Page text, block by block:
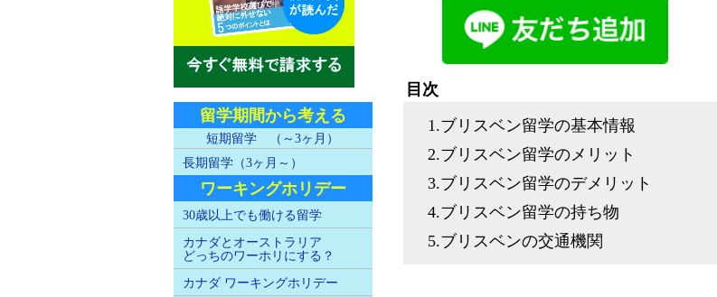
目次
1.ブリスベン留学の基本情報
2.ブリスベン留学のメリット
3.ブリスベン留学のデメリット
4.ブリスベン留学の持ち物
5.ブリスベンの交通機関
留学期間から考える
短期留学 （～3ヶ月）
長期留学（3ヶ月～）
ワーキングホリデー
30歳以上でも働ける留学
カナダとオーストラリア
どっちのワーホリにする？
カナダ ワーキングホリデー